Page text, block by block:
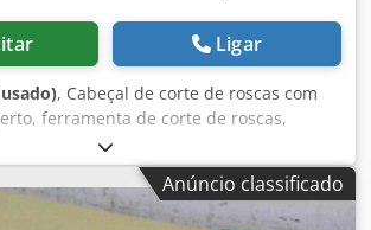
Ligar
, Cabeçal de corte de roscas com
ferramenta de corte de roscas,
de roscas, ferramenta de corte de roscas
de corte, cabeçal de corte para
Ridgid, cabeçal de corte de roscas
2 polegadas -Tamanho do tubo: 1/8 a 2
Anúncio classificado